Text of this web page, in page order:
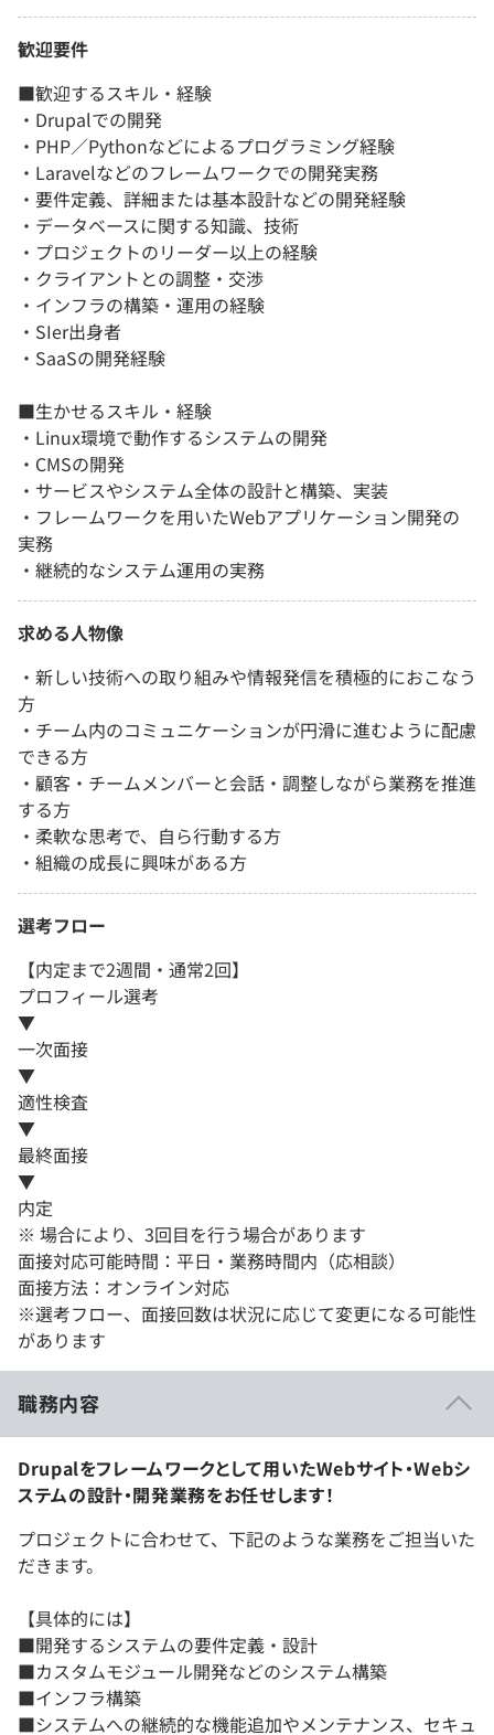
歓迎要件
■歓迎するスキル・経験
・Drupalでの開発
・PHP／Pythonなどによるプログラミング経験
・Laravelなどのフレームワークでの開発実務
・要件定義、詳細または基本設計などの開発経験
・データベースに関する知識、技術
・プロジェクトのリーダー以上の経験
・クライアントとの調整・交渉
・インフラの構築・運用の経験
・SIer出身者
・SaaSの開発経験
■生かせるスキル・経験
・Linux環境で動作するシステムの開発
・CMSの開発
・サービスやシステム全体の設計と構築、実装
・フレームワークを用いたWebアプリケーション開発の
実務
・継続的なシステム運用の実務
求める人物像
・新しい技術への取り組みや情報発信を積極的におこなう
方
・チーム内のコミュニケーションが円滑に進むように配慮
できる方
・顧客・チームメンバーと会話・調整しながら業務を推進
する方
・柔軟な思考で、自ら行動する方
・組織の成長に興味がある方
選考フロー
【内定まで2週間・通常2回】
プロフィール選考
▼
一次面接
▼
適性検査
▼
最終面接
▼
内定
※ 場合により、3回目を行う場合があります
面接対応可能時間：平日・業務時間内（応相談）
面接方法：オンライン対応
※選考フロー、面接回数は状況に応じて変更になる可能性
があります
職務内容
Drupalをフレームワークとして用いたWebサイト・Webシ
ステムの設計・開発業務をお任せします！
プロジェクトに合わせて、下記のような業務をご担当いた
だきます。
【具体的には】
■開発するシステムの要件定義・設計
■カスタムモジュール開発などのシステム構築
■インフラ構築
■システムへの継続的な機能追加やメンテナンス、セキュ